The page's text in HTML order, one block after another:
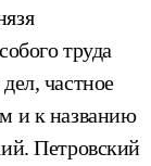
труда
частное
и к названию
Петровский